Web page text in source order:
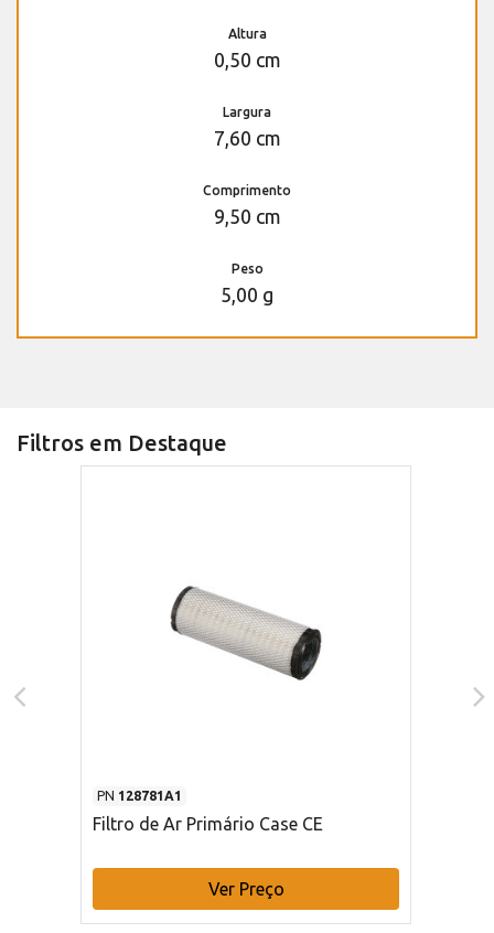
Altura
0,50 cm
Largura
7,60 cm
Comprimento
9,50 cm
Peso
5,00 g
Filtros em Destaque
PN 128781A1
Filtro de Ar Primário Case CE
Ver Preço